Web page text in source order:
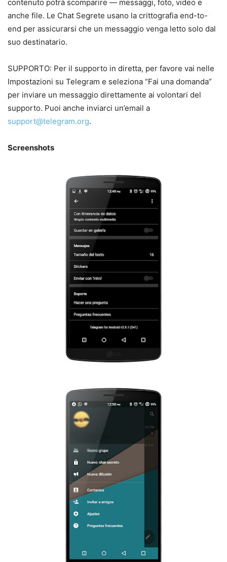
contenuto potrà scomparire — messaggi, foto, video e
anche file. Le Chat Segrete usano la crittografia end-to-
end per assicurarsi che un messaggio venga letto solo dal
suo destinatario.
SUPPORTO: Per il supporto in diretta, per favore vai nelle
Impostazioni su Telegram e seleziona “Fai una domanda”
per inviare un messaggio direttamente ai volontari del
supporto. Puoi anche inviarci un’email a
support@telegram.org.
Screenshots